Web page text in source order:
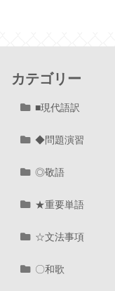
カテゴリー
■現代語訳
◆問題演習
◎敬語
★重要単語
☆文法事項
〇和歌